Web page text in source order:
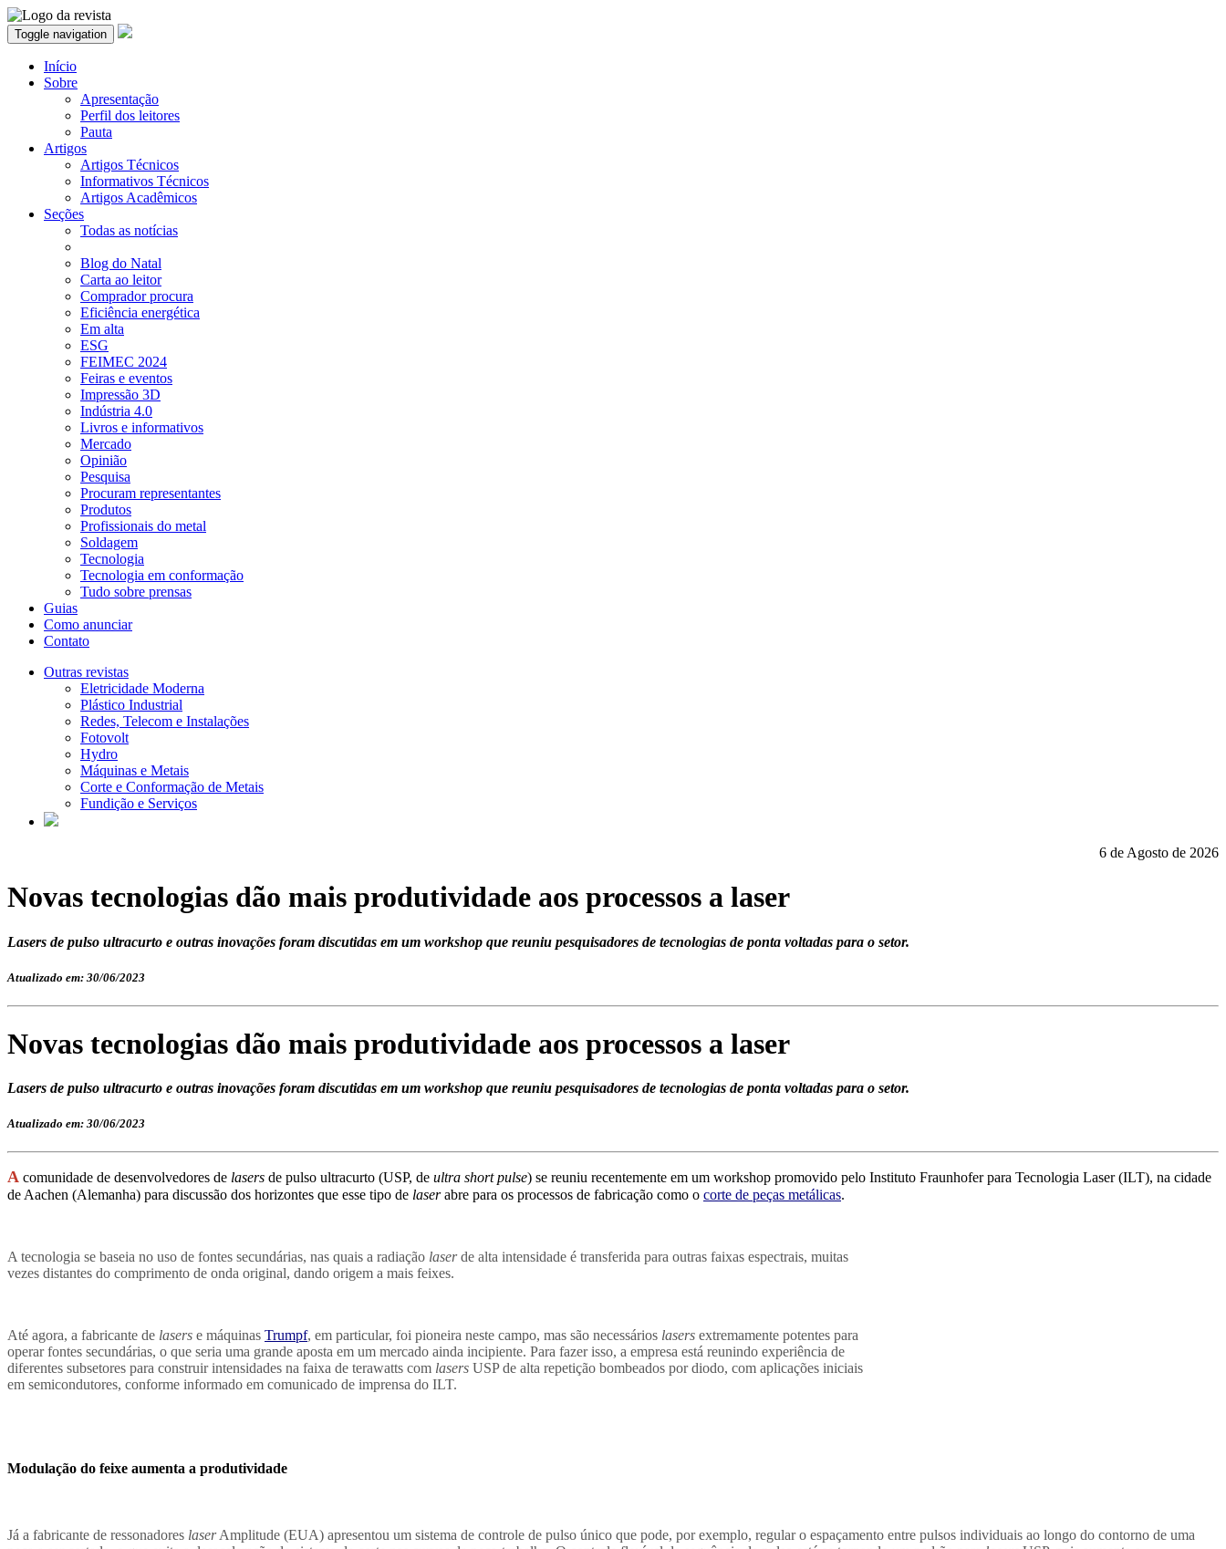
Toggle navigation
Início
Sobre
Apresentação
Perfil dos leitores
Pauta
Artigos
Artigos Técnicos
Informativos Técnicos
Artigos Acadêmicos
Seções
Todas as notícias
Blog do Natal
Carta ao leitor
Comprador procura
Eficiência energética
Em alta
ESG
FEIMEC 2024
Feiras e eventos
Impressão 3D
Indústria 4.0
Livros e informativos
Mercado
Opinião
Pesquisa
Procuram representantes
Produtos
Profissionais do metal
Soldagem
Tecnologia
Tecnologia em conformação
Tudo sobre prensas
Guias
Como anunciar
Contato
Outras revistas
Eletricidade Moderna
Plástico Industrial
Redes, Telecom e Instalações
Fotovolt
Hydro
Máquinas e Metais
Corte e Conformação de Metais
Fundição e Serviços
6 de Agosto de 2026
Novas tecnologias dão mais produtividade aos processos a laser
Lasers de pulso ultracurto e outras inovações foram discutidas em um workshop que reuniu pesquisadores de tecnologias de ponta voltadas para o setor.
Atualizado em: 30/06/2023
Novas tecnologias dão mais produtividade aos processos a laser
Lasers de pulso ultracurto e outras inovações foram discutidas em um workshop que reuniu pesquisadores de tecnologias de ponta voltadas para o setor.
Atualizado em: 30/06/2023
A comunidade de desenvolvedores de lasers de pulso ultracurto (USP, de ultra short pulse) se reuniu recentemente em um workshop promovido pelo Instituto Fraunhofer para Tecnologia Laser (ILT), na cidade
de Aachen (Alemanha) para discussão dos horizontes que esse tipo de laserabre para os processos de fabricação como o corte de peças metálicas.
A tecnologia se baseia no uso de fontes secundárias, nas quais a radiação laserde alta intensidade é transferida para outras faixas espectrais, muitas
vezes distantes do comprimento de onda original, dando origem a mais feixes.
Até agora, a fabricante de lasers e máquinas Trumpf, em particular, foi pioneira neste campo, mas são necessários lasers extremamente potentes para
operar fontes secundárias, o que seria uma grande aposta em um mercado ainda incipiente. Para fazer isso, a empresa está reunindo experiência de
diferentes subsetores para construir intensidades na faixa de terawatts com lasers USP de alta repetição bombeados por diodo, com aplicações iniciais
em semicondutores, conforme informado em comunicado de imprensa do ILT.
Modulação do feixe aumenta a produtividade
Já a fabricante de ressonadores laserAmplitude (EUA) apresentou um sistema de controle de pulso único que pode, por exemplo, regular o espaçamento entre pulsos individuais ao longo do contorno de uma